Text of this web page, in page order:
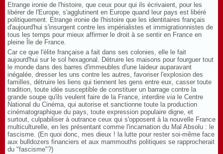
Etrange ironie de l'histoire, que ceux pour qui ils écrivaient, pour les
libérer de l'Europe, s'agglutinent en Europe quand leur pays est libéré
politiquement. Etrange ironie de l'histoire que les identitaires français
d'aujourd'hui s'insurgent contre les impérialistes et immigrationnistes de
tous les temps pour mieux affirmer le droit à se sentir en France en
pleine Île de France.
Car ce que l'élite française a fait dans ses colonies, elle le fait
aujourd'hui sur le sol hexagonal. Détruire les maisons pour fourguer tout
le monde dans des barres d'immeubles d'une laideur auparavant
inégalée, dresser les uns contre les autres, favoriser l'explosion des
familles, détruire les liens qui tiennent les gens entre eux, casser toute
tradition, toute idée susceptible de constituer un barrage contre la
grande soupe qu'ils veulent faire de la France, interdire via le Centre
National du Cinéma, qui autorise et sanctionne toute la production
cinématographique du pays, toute expression populaire digne, et
surtout, culpabiliser à outrance ceux qui s'opposent à la nouvelle France
multiculturelle, en les présentant comme l'incarnation du Mal Absolu : le
fascisme. (En quoi donc, mes dieux ! la lutte pour rester soi-même face
aux bulldozers financiers et aux mammouths politiques se rapprocherait
du "fascisme"?)